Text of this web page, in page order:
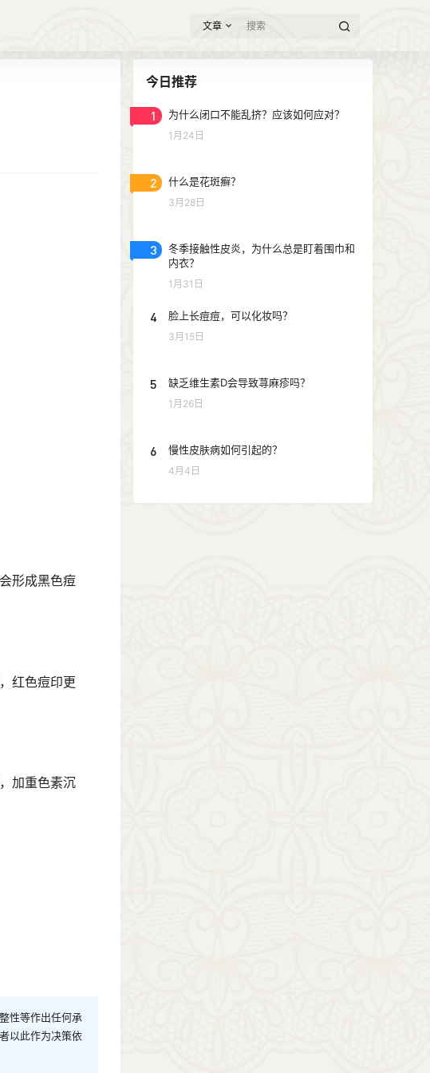
文章
形成黑色痘
红色痘印更
加重色素沉
性等作出任何承
以此作为决策依
今日推荐
1 为什么闭口不能乱挤？应该如何应对？
1月24日
2 什么是花斑癣？
3月28日
3
冬季接触性皮炎，为什么总是盯着围巾和
内衣？
1月31日
4 脸上长痘痘，可以化妆吗？
3月15日
5 缺乏维生素D会导致荨麻疹吗？
1月26日
6 慢性皮肤病如何引起的？
4月4日